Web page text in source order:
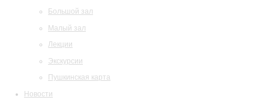
Большой зал
Малый зал
Лекции
Экскурсии
Пушкинская карта
Новости